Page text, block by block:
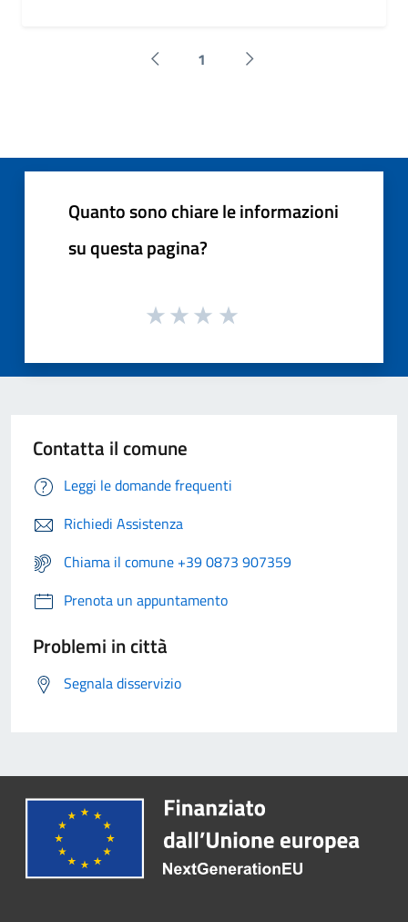
Pagina precedente
1 Successiva »
Quanto sono chiare le informazioni
su questa pagina?
Contatta il comune
Leggi le domande frequenti
Richiedi Assistenza
Chiama il comune +39 0873 907359
Prenota un appuntamento
Problemi in città
Segnala disservizio